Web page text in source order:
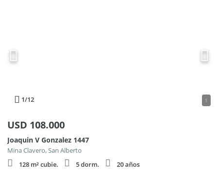
1/12 1
USD 108.000
Joaquin V Gonzalez 1447
Mina Clavero, San Alberto
128 m² cubie.
5 dorm.
20 años